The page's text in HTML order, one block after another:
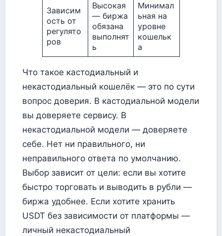
Зависим
ость от
регулято
ров
Высокая
— биржа
обязана
выполнят
ь
Минимал
ьная на
уровне
кошельк
а
Что такое кастодиальный и
некастодиальный кошелёк — это по сути
вопрос доверия. В кастодиальной модели
вы доверяете сервису. В
некастодиальной модели — доверяете
себе. Нет ни правильного, ни
неправильного ответа по умолчанию.
Выбор зависит от цели: если вы хотите
быстро торговать и выводить в рубли —
биржа удобнее. Если хотите хранить
USDT без зависимости от платформы —
личный некастодиальный